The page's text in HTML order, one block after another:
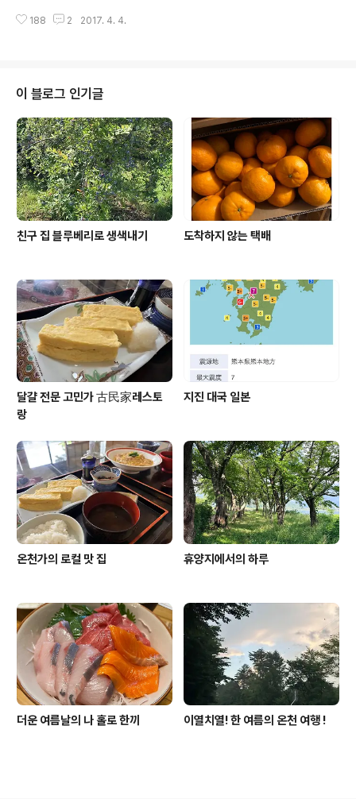
다 뭐 이런걸 보내셨는지 .... 어머님께 택배 도착했다 연락
금을 보내 주셨다 직접 만나 축하금을 전해 주는게 제일 좋
송금이란 방법을 잘 쓰지 않는것 같다 시부모님이랑 시이
모님이 히로의 입학 축하금을 보내 주시는 방법은 우체국
우체국을 통해 현금을 보내 주신다 송금 수수료보다 몇 배
아니 그 보다 훨씬 더 비싼 특별 요금을 지불 하면서까지 우
체국을 이용하신다 불편하게 우체국까지 직접 가서 특별
요금까지 지불하고 또 받는 사람도 집에서 ..
188 2 2017. 4. 4.
이 블로그 인기글
친구 집 블루베리로 생색내기 도착하지 않는 택배
달걀 전문 고민가 古民家레스토
랑
지진 대국 일본
온천가의 로컬 맛 집 휴양지에서의 하루
더운 여름날의 나 홀로 한끼 이열치열! 한 여름의 온천 여행 !